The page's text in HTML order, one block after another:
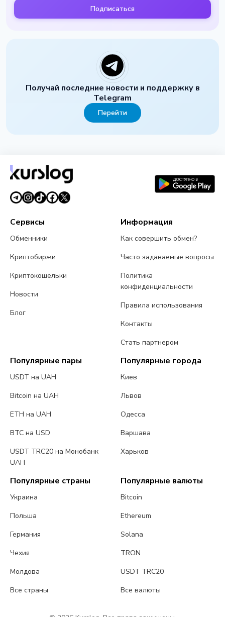
Подписаться
Получай последние новости и поддержку в
Telegram
Перейти
Сервисы
Обменники
Криптобиржи
Криптокошельки
Новости
Блог
Информация
Как совершить обмен?
Часто задаваемые вопросы
Политика
конфиденциальности
Правила использования
Контакты
Стать партнером
Популярные пары
USDT на UAH
Bitcoin на UAH
ETH на UAH
BTC на USD
USDT TRC20 на Монобанк
UAH
Популярные города
Киев
Львов
Одесса
Варшава
Харьков
Популярные страны
Украина
Польша
Германия
Чехия
Молдова
Все страны
Популярные валюты
Bitcoin
Ethereum
Solana
TRON
USDT TRC20
Все валюты